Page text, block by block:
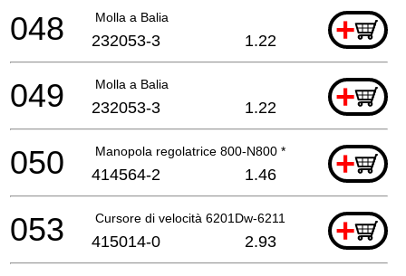
Molla a Balia +
048 232053-3 1.22
Molla a Balia +
049 232053-3 1.22
Manopola regolatrice 800-N800 * +
050 414564-2 1.46
Cursore di velocità 6201Dw-6211Dw-6 * +
053 415014-0 2.93